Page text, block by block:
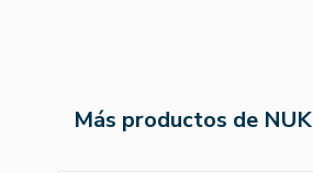
Más productos de NUK